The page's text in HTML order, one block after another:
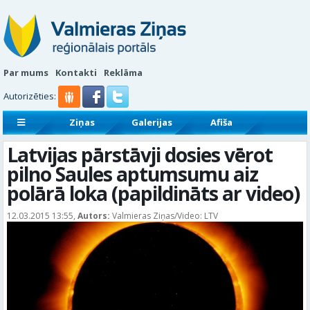
Par mums Kontakti
Reklāma
Autorizēties:
Ziņas Galerijas
Afiša
Sludinājumi
Reklāmraksti
Latvijas pārstāvji dosies vērot
pilno Saules aptumsumu aiz
polārā loka (papildināts ar video)
12.03.2015 13:55, Autors: Valmieras Ziņas/Video: LTV